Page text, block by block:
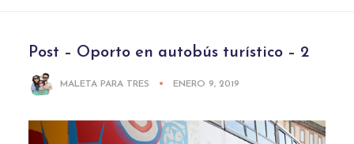
Post – Oporto en autobús turístico – 2
MALETA PARA TRES ENERO 9, 2019